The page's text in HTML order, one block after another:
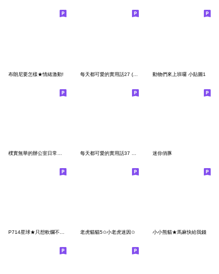
布朗尼要怎樣★情緒激動! 動物們來上班囉 小貼圖1
迷你俏豚
P714星球★只想軟爛不行嗎 老虎貓貓5✩小老虎迷因✩ 小小熊貓★馬麻快給我錢